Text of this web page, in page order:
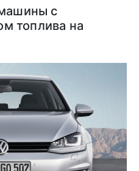
с
топлива на